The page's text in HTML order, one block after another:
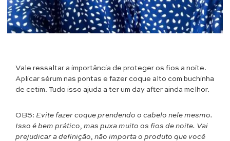
Vale ressaltar a importância de proteger os fios a noite.
Aplicar sérum nas pontas e fazer coque alto com buchinha
de cetim. Tudo isso ajuda a ter um day after ainda melhor.
OBS: Evite fazer coque prendendo o cabelo nele mesmo.
Isso é bem prático, mas puxa muito os fios de noite. Vai
prejudicar a definição, não importa o produto que você